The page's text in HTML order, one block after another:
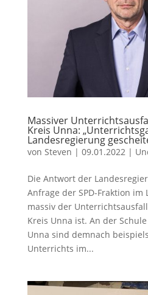
Massiver
Kreis Unna:
Landesregierung
von Steven | 09.01.2022|
Die Antwort der
Anfrage der SPD-Fraktion im
massiv der
Kreis Unna ist. An der
Unna sind demnach
Unterrichts im...